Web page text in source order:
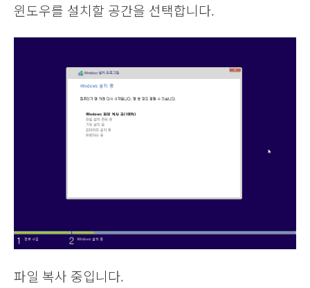
윈도우를 설치할 공간을 선택합니다.
파일 복사 중입니다.